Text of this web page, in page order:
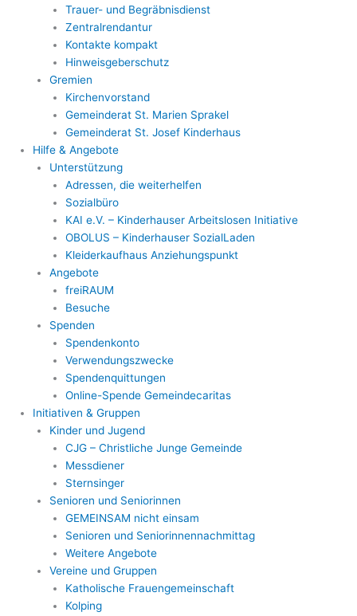
Trauer- und Begräbnisdienst
Zentralrendantur
Kontakte kompakt
Hinweisgeberschutz
Gremien
Kirchenvorstand
Gemeinderat St. Marien Sprakel
Gemeinderat St. Josef Kinderhaus
Hilfe & Angebote
Unterstützung
Adressen, die weiterhelfen
Sozialbüro
KAI e.V. – Kinderhauser Arbeitslosen Initiative
OBOLUS – Kinderhauser SozialLaden
Kleiderkaufhaus Anziehungspunkt
Angebote
freiRAUM
Besuche
Spenden
Spendenkonto
Verwendungszwecke
Spendenquittungen
Online-Spende Gemeindecaritas
Initiativen & Gruppen
Kinder und Jugend
CJG – Christliche Junge Gemeinde
Messdiener
Sternsinger
Senioren und Seniorinnen
GEMEINSAM nicht einsam
Senioren und Seniorinnennachmittag
Weitere Angebote
Vereine und Gruppen
Katholische Frauengemeinschaft
Kolping